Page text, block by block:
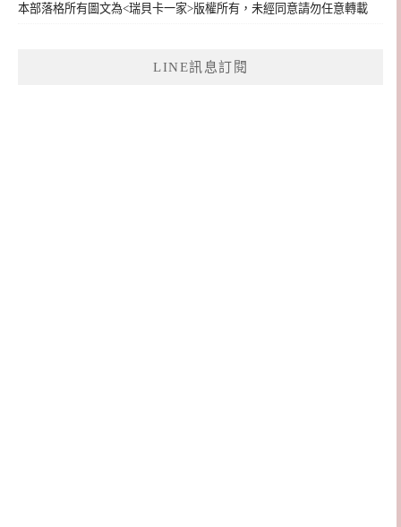
本部落格所有圖文為<瑞貝卡一家>版權所有，未經同意請勿任意轉載
LINE訊息訂閱